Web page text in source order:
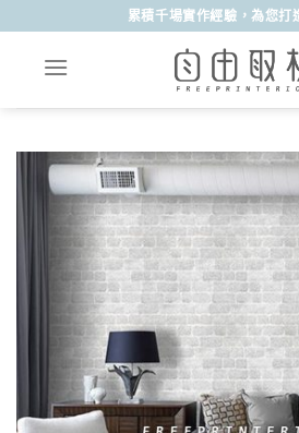
content
累積千場實作經驗，為您打